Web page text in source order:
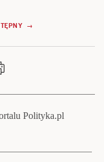
→
Polityka.pl